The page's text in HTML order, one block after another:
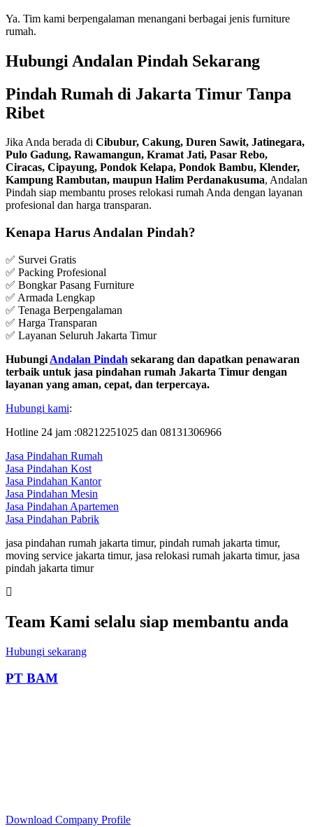
Ya. Tim kami berpengalaman menangani berbagai jenis furniture
rumah.
Hubungi Andalan Pindah Sekarang
Pindah Rumah di Jakarta Timur Tanpa
Ribet
Jika Anda berada di Cibubur, Cakung, Duren Sawit, Jatinegara,
Pulo Gadung, Rawamangun, Kramat Jati, Pasar Rebo,
Ciracas, Cipayung, Pondok Kelapa, Pondok Bambu, Klender,
Kampung Rambutan, maupun Halim Perdanakusuma, Andalan
Pindah siap membantu proses relokasi rumah Anda dengan layanan
profesional dan harga transparan.
Kenapa Harus Andalan Pindah?
✅ Survei Gratis
✅ Packing Profesional
✅ Bongkar Pasang Furniture
✅ Armada Lengkap
✅ Tenaga Berpengalaman
✅ Harga Transparan
✅ Layanan Seluruh Jakarta Timur
Hubungi Andalan Pindah sekarang dan dapatkan penawaran
terbaik untuk jasa pindahan rumah Jakarta Timur dengan
layanan yang aman, cepat, dan terpercaya.
Hubungi kami:
Hotline 24 jam :08212251025 dan 08131306966
Jasa Pindahan Rumah
Jasa Pindahan Kost
Jasa Pindahan Kantor
Jasa Pindahan Mesin
Jasa Pindahan Apartemen
Jasa Pindahan Pabrik
jasa pindahan rumah jakarta timur, pindah rumah jakarta timur,
moving service jakarta timur, jasa relokasi rumah jakarta timur, jasa
pindah jakarta timur
Team Kami selalu siap membantu anda
Hubungi sekarang
PT BAM
Download Company Profile